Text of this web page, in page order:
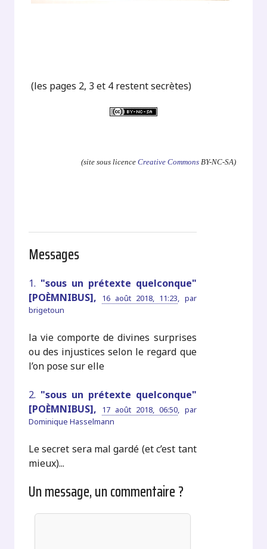
(les pages 2, 3 et 4 restent secrètes)
(site sous licence Creative CommonsBY-NC-SA)
Messages
1. "sous un prétexte quelconque"
[POÈMNIBUS],
16 août 2018, 11:23, par
brigetoun
la vie comporte de divines surprises
ou des injustices selon le regard que
l’on pose sur elle
2. "sous un prétexte quelconque"
[POÈMNIBUS],
17 août 2018, 06:50, par
Dominique Hasselmann
Le secret sera mal gardé (et c’est tant
mieux)...
Un message, un commentaire ?